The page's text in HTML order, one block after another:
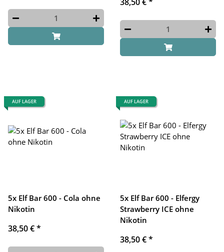
AUF LAGER
5x Elf Bar 600 - Cola ohne
Nikotin
38,50 €*
AUF LAGER
5x Elf Bar 600 - Elfergy
Strawberry ICE ohne
Nikotin
38,50 €*